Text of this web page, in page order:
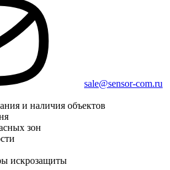
sale@sensor-com.ru
и наличия объектов
зон
искрозащиты